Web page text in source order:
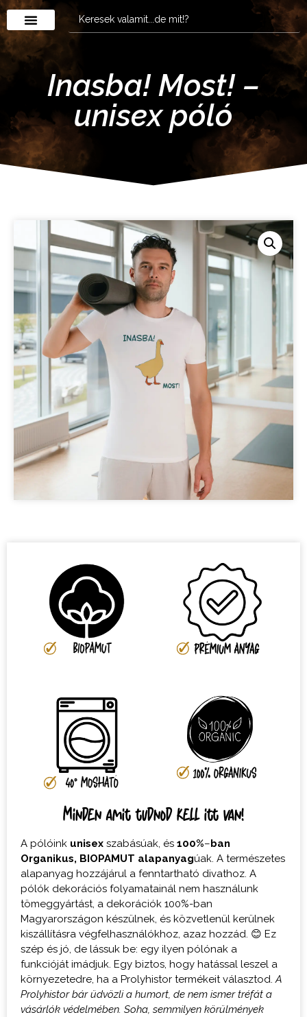
Inasba! Most! –
unisex póló
Minden amit tudnod kell itt van!
A pólóink unisex szabásúak, és 100%–ban
Organikus, BIOPAMUT alapanyagúak. A természetes
alapanyag hozzájárul a fenntartható divathoz. A
pólók dekorációs folyamatainál nem használunk
tömeggyártást, a dekorációk 100%-ban
Magyarországon készülnek, és közvetlenül kerülnek
kiszállításra végfelhasználókhoz, azaz hozzád. 😊 Ez
szép és jó, de lássuk be: egy ilyen pólónak a
funkcióját imádjuk. Egy biztos, hogy hatással leszel a
környezetedre, ha a Prolyhistor termékeit választod.A
Prolyhistor bár üdvözli a humort, de nem ismer tréfát a
vásárlók védelmében. Soha, semmilyen körülmények